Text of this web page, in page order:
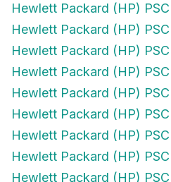
Hewlett Packard (HP) PSC
Hewlett Packard (HP) PSC
Hewlett Packard (HP)
Hewlett Packard (HP)
Hewlett Packard (HP)
Hewlett Packard (HP)
Hewlett Packard (HP)
Hewlett Packard (HP)
Hewlett Packard (HP)